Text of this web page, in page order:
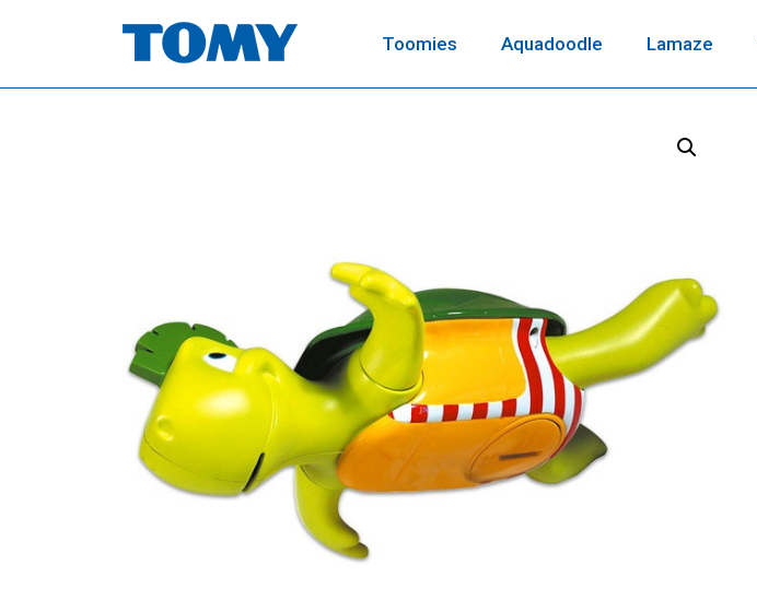
Toomies Aquadoodle Lamaze